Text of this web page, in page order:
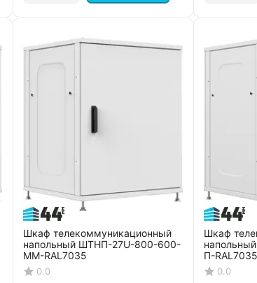
Шкаф телекоммуникационный
напольный ШТНП-27U-800-600-
ММ-RAL7035
0.0
Шкаф
П-RAL7035
0.0